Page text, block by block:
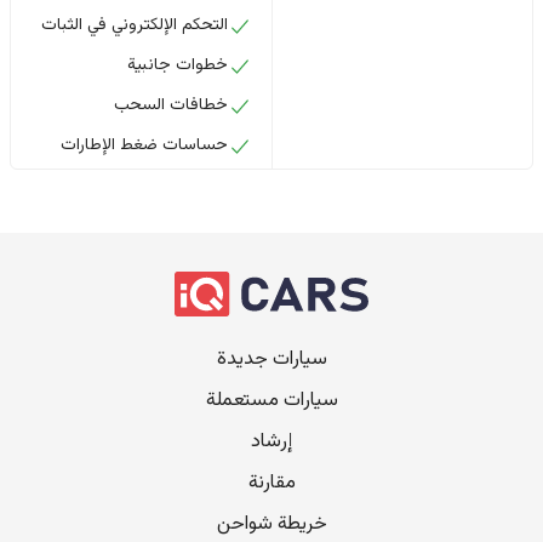
التحكم الإلكتروني في الثبات
خطوات جانبية
خطافات السحب
حساسات ضغط الإطارات
سيارات جديدة
سيارات مستعملة
إرشاد
مقارنة
خريطة شواحن